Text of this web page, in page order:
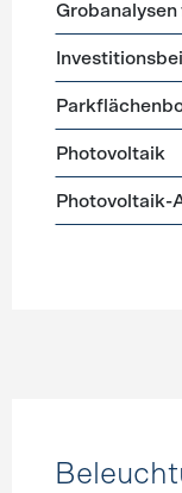
Photovoltaik
Photovoltaik-